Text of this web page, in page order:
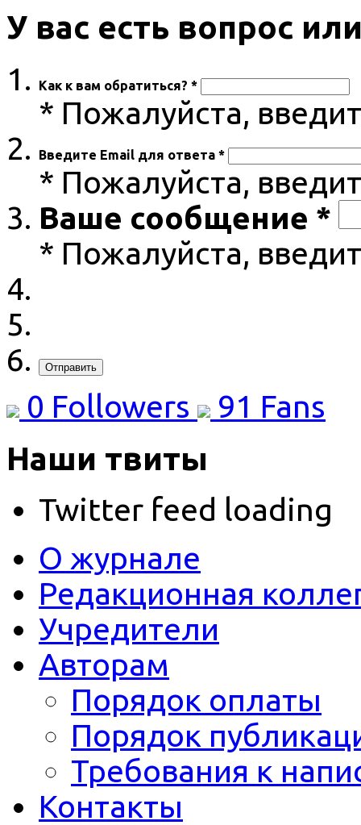
У вас есть вопрос
Как к вам обратиться? *
* Пожалуйста,
Введите Email для ответа *
* Пожалуйста,
Ваше сообщение *
* Пожалуйста,
Отправить
0 Followers 91 Fans
Наши твиты
Twitter feed loading
О журнале
Редакционная
Учредители
Авторам
Порядок оплаты
Порядок
Требования к
Контакты